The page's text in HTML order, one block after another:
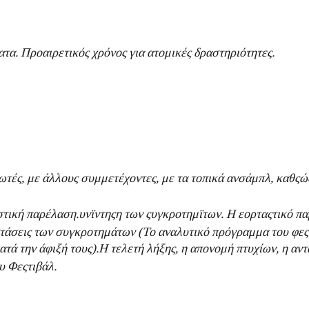
Προαιρετικός χρόνος για ατομικές δραστηριότητες.
με άλλους συμμετέχοντες, με τα τοπικά ανσάμπλ, καθςώς
παρέλαση.υνϊντηςη των ςυγκροτημϊτων. Η εορταςτικό
των συγκροτημάτων (Το αναλυτικό πρόγραμμα του
την άφιξή τους).Η τελετή λήξης, η απονομή πτυχίων, η
Φεςτιβάλ.